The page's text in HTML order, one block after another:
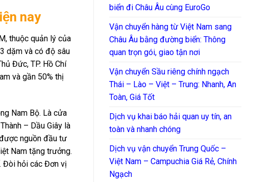
nay
thuộc quản lý của
dặm và có độ sâu
Đức, TP. Hồ Chí
và gần 50% thị
Nam Bộ. Là cửa
– Dầu Giây là
nguồn đầu tư
Nam tặng trưởng.
Đòi hỏi các Đơn vị
biển đi Châu Âu cùng EuroGo
Vận chuyển hàng từ Việt Nam sang
Châu Âu bằng đường biển: Thông
quan trọn gói, giao tận nơi
Vận chuyển Sầu riêng chính ngạch
Thái – Lào – Việt – Trung: Nhanh, An
Toàn, Giá Tốt
Dịch vụ khai báo hải quan uy tín, an
toàn và nhanh chóng
Dịch vụ vận chuyển Trung Quốc –
Việt Nam – Campuchia Giá Rẻ, Chính
Ngạch